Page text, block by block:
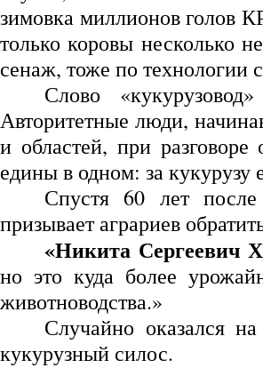
зимовка миллионов голов
только коровы несколько
сенаж, тоже по технологии
Слово
Авторитетные люди,
и областей, при
едины в одном: за
Спустя 60 лет после
призывает аграриев
«Никита Сергеевич
но это куда более
животноводства.»
Случайно оказался
кукурузный силос.